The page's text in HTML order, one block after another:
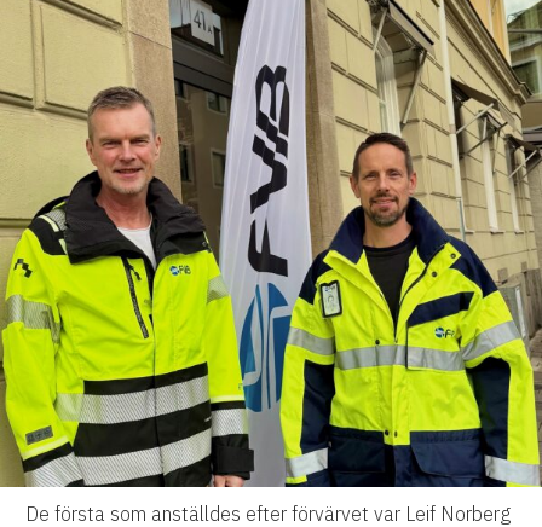
De första som anställdes efter förvärvet var Leif Norberg